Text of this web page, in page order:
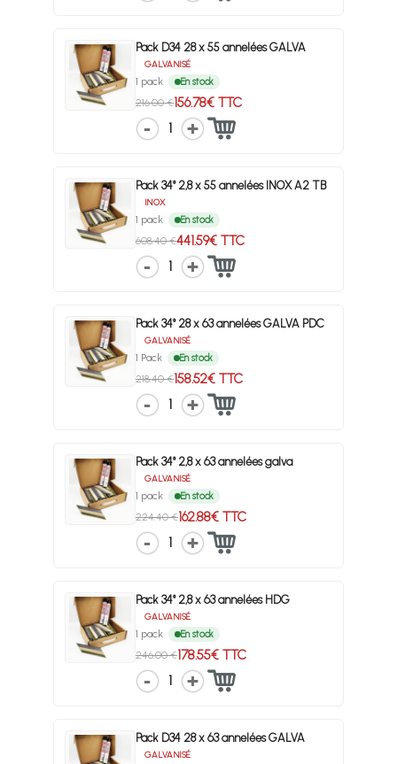
Pack D34 28 x 55 annelées GALVA
GALVANISÉ
1 pack En stock
216.00 €156.78€ TTC
1
Pack 34° 2,8 x 55 annelées INOX A2 TB
INOX
1 pack En stock
608.40 €441.59€ TTC
1
Pack 34° 28 x 63 annelées GALVA PDC
GALVANISÉ
1 Pack En stock
218.40 €158.52€ TTC
1
Pack 34° 2,8 x 63 annelées galva
GALVANISÉ
1 pack En stock
224.40 €162.88€ TTC
1
Pack 34° 2,8 x 63 annelées HDG
GALVANISÉ
1 pack En stock
246.00 €178.55€ TTC
1
Pack D34 28 x 63 annelées GALVA
GALVANISÉ